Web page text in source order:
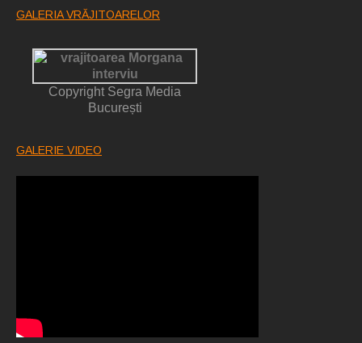
GALERIA VRĂJITOARELOR
Copyright Segra Media
București
GALERIE VIDEO